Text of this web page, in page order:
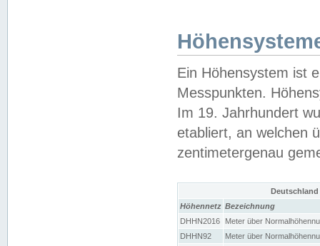
Ein Höhensystem ist
Messpunkten.
Im 19. Jahrhundert
etabliert, an welchen
zentimetergenau
Höhennetz Bezeichnung
DHHN2016
Meter über
DHHN92
Meter über